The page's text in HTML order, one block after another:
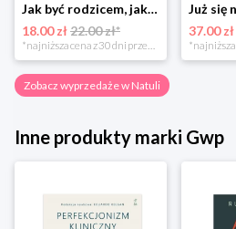
Jak być rodzicem, jakim zawsze chciałeś być Media rodzina
18.00 zł22.00 zł*
*najniższa cena z 30 dni przed obniżką
37.00 zł
Zobacz wyprzedaże w Natuli
Inne produkty marki Gwp